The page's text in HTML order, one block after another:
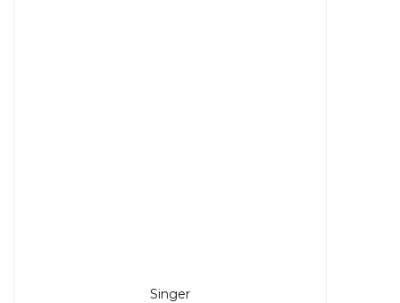
Singer